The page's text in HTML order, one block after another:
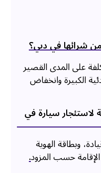
على المدى القصير
الكبيرة وانخفاض
لاستئجار سيارة في
وبطاقة الهوية
الإقامة حسب المزود.